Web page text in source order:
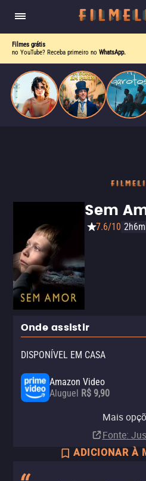
Filmes grátis
no YouTube? Receba primeiro no WhatsApp.
Sem
7.6/10
Onde assistir
DISPONÍVEL EM CASA
Amazon Video
Aluguel R$ 9,90
R$ 11,90
R$ 6,90
Mais
Fonte:
ADICIONAR À
escrevia e a vida real começa a